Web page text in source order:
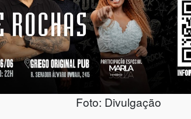
Foto: Divulgação